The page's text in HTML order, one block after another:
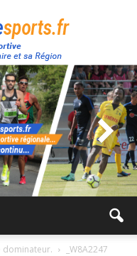
dominateur. _W8A2247